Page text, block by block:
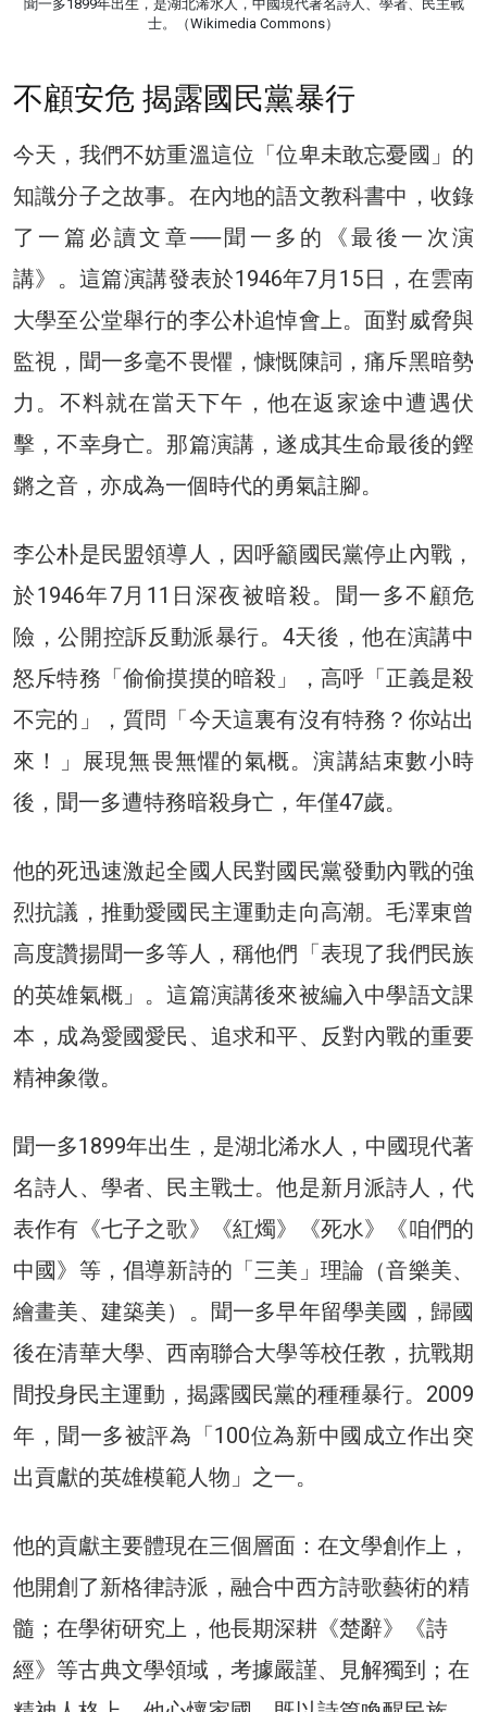
聞一多1899年出生，是湖北浠水人，中國現代著名詩人、學者、民主戰
士。（Wikimedia Commons）
不顧安危 揭露國民黨暴行
今天，我們不妨重溫這位「位卑未敢忘憂國」的
知識分子之故事。在內地的語文教科書中，收錄
了一篇必讀文章──聞一多的《最後一次演
講》。這篇演講發表於1946年7月15日，在雲南
大學至公堂舉行的李公朴追悼會上。面對威脅與
監視，聞一多毫不畏懼，慷慨陳詞，痛斥黑暗勢
力。不料就在當天下午，他在返家途中遭遇伏
擊，不幸身亡。那篇演講，遂成其生命最後的鏗
鏘之音，亦成為一個時代的勇氣註腳。
李公朴是民盟領導人，因呼籲國民黨停止內戰，
於1946年7月11日深夜被暗殺。聞一多不顧危
險，公開控訴反動派暴行。4天後，他在演講中
怒斥特務「偷偷摸摸的暗殺」，高呼「正義是殺
不完的」，質問「今天這裏有沒有特務？你站出
來！」展現無畏無懼的氣概。演講結束數小時
後，聞一多遭特務暗殺身亡，年僅47歲。
他的死迅速激起全國人民對國民黨發動內戰的強
烈抗議，推動愛國民主運動走向高潮。毛澤東曾
高度讚揚聞一多等人，稱他們「表現了我們民族
的英雄氣概」。這篇演講後來被編入中學語文課
本，成為愛國愛民、追求和平、反對內戰的重要
精神象徵。
聞一多1899年出生，是湖北浠水人，中國現代著
名詩人、學者、民主戰士。他是新月派詩人，代
表作有《七子之歌》《紅燭》《死水》《咱們的
中國》等，倡導新詩的「三美」理論（音樂美、
繪畫美、建築美）。聞一多早年留學美國，歸國
後在清華大學、西南聯合大學等校任教，抗戰期
間投身民主運動，揭露國民黨的種種暴行。2009
年，聞一多被評為「100位為新中國成立作出突
出貢獻的英雄模範人物」之一。
他的貢獻主要體現在三個層面：在文學創作上，
他開創了新格律詩派，融合中西方詩歌藝術的精
髓；在學術研究上，他長期深耕《楚辭》《詩
經》等古典文學領域，考據嚴謹、見解獨到；在